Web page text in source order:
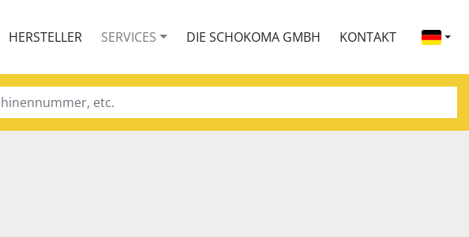
HERSTELLER SERVICES DIE SCHOKOMA GMBH KONTAKT